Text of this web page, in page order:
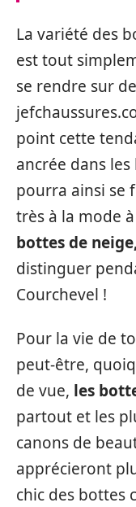
La variété des
est tout
se rendre sur
point cette
ancrée dans
pourra ainsi se
très à la mode
bottes de
distinguer
Courchevel !
Pour la vie de
peut-être,
de vue, les
partout et les
canons de
apprécieront
chic des bottes